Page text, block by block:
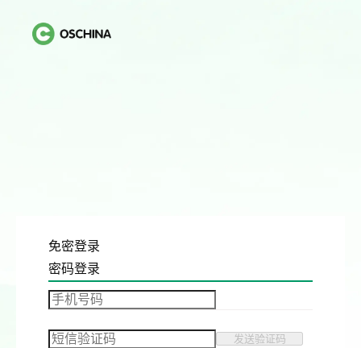
免密登录
密码登录
发送验证码